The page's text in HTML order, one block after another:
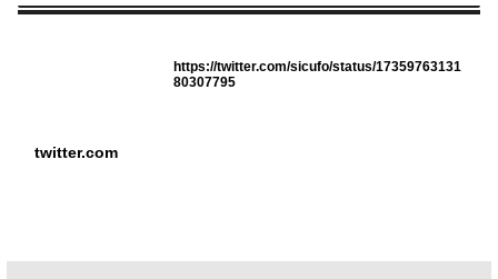
https://twitter.com/sicufo/status/17359763131
80307795
twitter.com